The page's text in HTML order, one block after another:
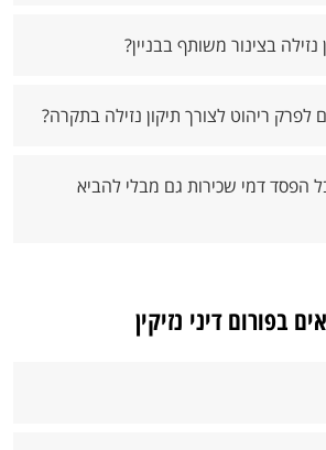
נזילה בצינור משותף בבניין?
לפרק ריהוט לצורך תיקון נזילה בתקרה?
הפסד דמי שכירות גם מבלי להביא
בפורום דיני נזיקין